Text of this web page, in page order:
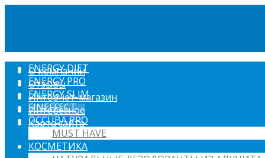
О компании
Отзывы
Интернет-магазин
Интересное
Карта сайта
ENERGY DIET
ENERGY PRO
ENERGY SLIM
FINEFFECT
OCCUBA PRO
MUST HAVE
КОСМЕТИКА